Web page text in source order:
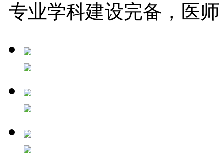
专业学科建设完备，医